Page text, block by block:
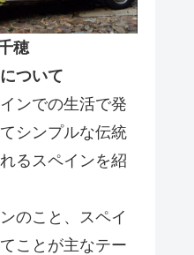
穂
ついて
ンでの生活で発
シンプルな伝統
るスペインを紹
のこと、スペイ
ことが主なテー